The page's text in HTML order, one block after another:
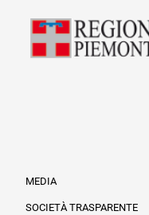
MEDIA
SOCIETÀ TRASPARENTE